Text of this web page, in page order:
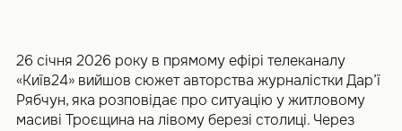
26 січня 2026 року в прямому ефірі телеканалу
«Київ24» вийшов сюжет авторства журналістки Дар’ї
Рябчун, яка розповідає про ситуацію у житловому
масиві Троєщина на лівому березі столиці. Через